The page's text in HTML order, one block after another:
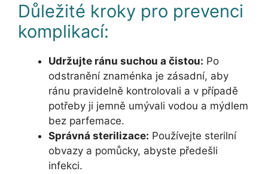
Důležité kroky pro prevenci
komplikací:
Udržujte ránu suchou a čistou: Po
odstranění znaménka je zásadní, aby
ránu pravidelně kontrolovali a v případě
potřeby ji jemně umývali vodou a mýdlem
bez parfemace.
Správná sterilizace: Používejte sterilní
obvazy a pomůcky, abyste předešli
infekci.